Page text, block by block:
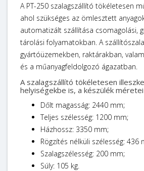
A PT-250 szalagszállító tökéletesen
ahol szükséges az ömlesztett
automatizált szállítása csomagolási,
tárolási folyamatokban. A
gyártóüzemekben, raktárakban,
és a műanyagfeldolgozó ágazatban.
A szalagszállító tökéletesen
helyiségekbe is, a készülék
Dőlt magasság: 2440 mm;
Teljes szélesség: 1200 mm;
Házhossz: 3350 mm;
Rögzítés nélküli szélesség: 436
Szalagszélesség: 200 mm;
Súly: 105 kg.